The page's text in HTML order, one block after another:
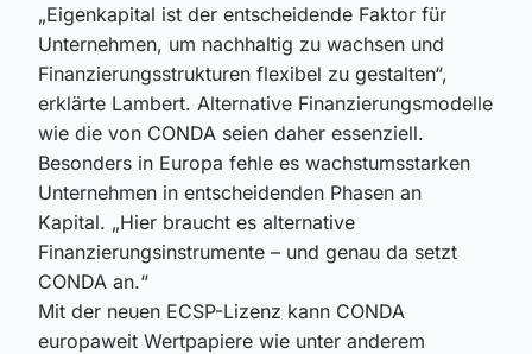
„Eigenkapital ist der entscheidende Faktor für
Unternehmen, um nachhaltig zu wachsen und
Finanzierungsstrukturen flexibel zu gestalten“,
erklärte Lambert. Alternative Finanzierungsmodelle
wie die von CONDA seien daher essenziell.
Besonders in Europa fehle es wachstumsstarken
Unternehmen in entscheidenden Phasen an
Kapital. „Hier braucht es alternative
Finanzierungsinstrumente – und genau da setzt
CONDA an.“
Mit der neuen ECSP-Lizenz kann CONDA
europaweit Wertpapiere wie unter anderem